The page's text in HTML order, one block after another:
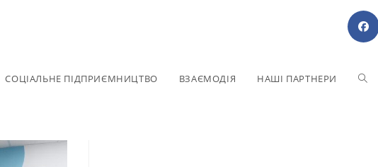
СОЦІАЛЬНЕ ПІДПРИЄМНИЦТВО ВЗАЄМОДІЯ НАШІ ПАРТНЕРИ